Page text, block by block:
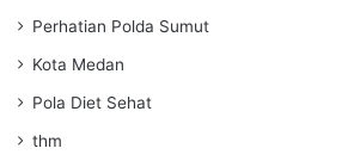
Perhatian Polda Sumut
Kota Medan
Pola Diet Sehat
thm